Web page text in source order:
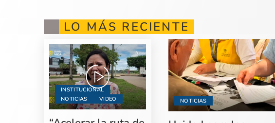
LO MÁS RECIENTE
INSTITUCIONAL
NOTICIAS
VIDEO NOTICIAS